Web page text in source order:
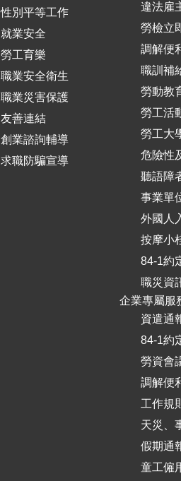
性別平等工作
就業安全
勞工育樂
職業安全衛生
職業災害保護
友善連結
創業諮詢輔導
求職防騙宣導
違法雇
勞檢立
調解便
職訓補
勞動教
勞工活
勞工大
危險性
聽語障
事業單
外國人
按摩小
84-1約
職災資
企業專屬服
資遣通
84-1約
勞資會
調解便
工作規
天災、
假期通
童工僱